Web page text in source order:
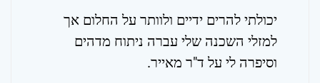
יכולתי להרים ידיים ולוותר על החלום אך
למזלי השכנה שלי עברה ניתוח מדהים
וסיפרה לי על ד"ר מאייר.